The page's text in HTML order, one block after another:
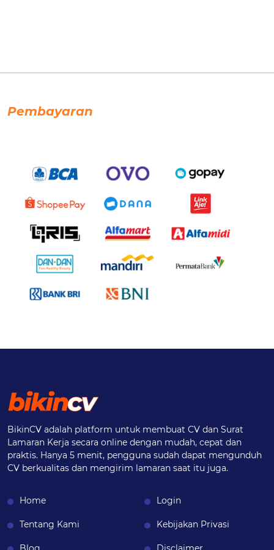
Pembayaran
BikinCV adalah platform untuk membuat CV dan Surat
Lamaran Kerja secara online dengan mudah, cepat dan
praktis. Hanya 5 menit, pengguna sudah dapat mengunduh
CV berkualitas dan mengirim lamaran saat itu juga.
Home
Tentang Kami
Login
Kebijakan Privasi